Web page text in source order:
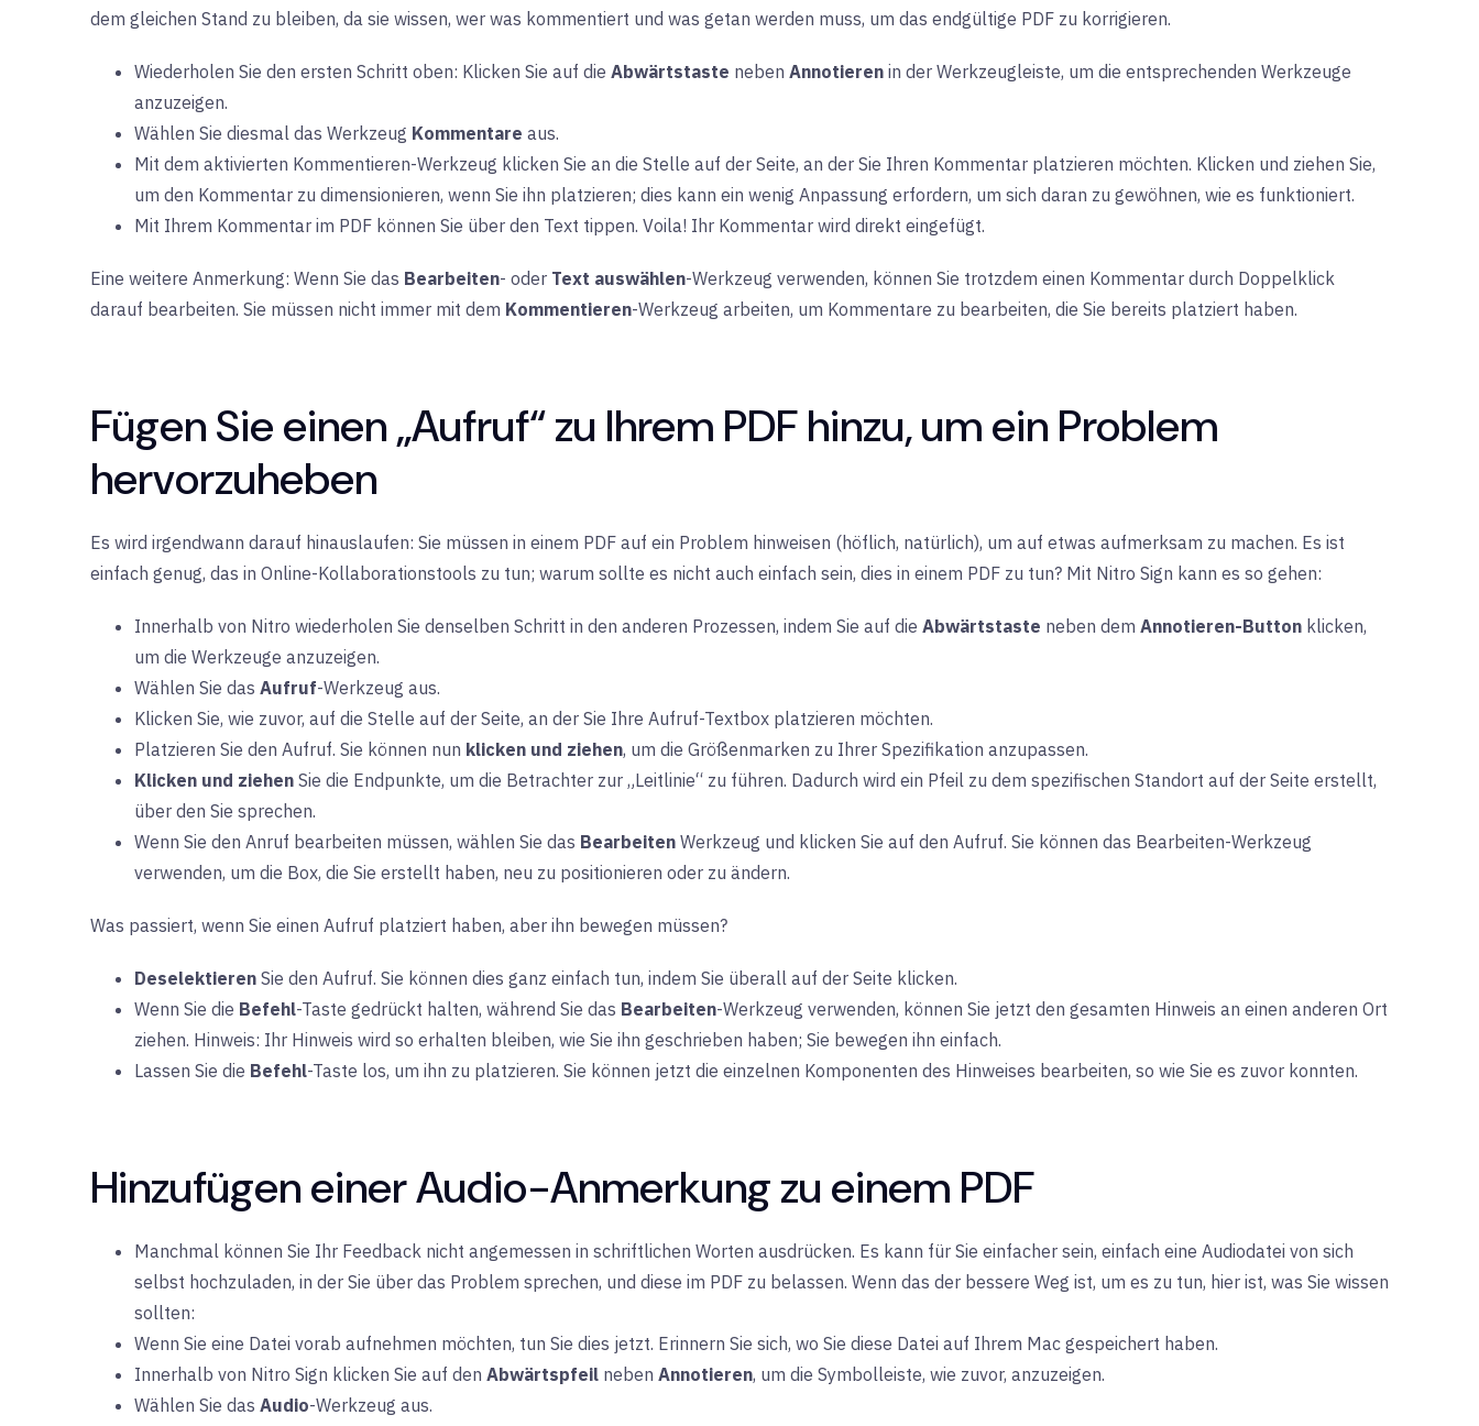
dem gleichen Stand zu bleiben, da sie wissen, wer was kommentiert und was getan werden muss, um das endgültige PDF zu korrigieren.
Wiederholen Sie den ersten Schritt oben: Klicken Sie auf die Abwärtstaste neben Annotieren in der Werkzeugleiste, um die entsprechenden Werkzeuge
anzuzeigen.
Wählen Sie diesmal das Werkzeug Kommentare aus.
Mit dem aktivierten Kommentieren-Werkzeug klicken Sie an die Stelle auf der Seite, an der Sie Ihren Kommentar platzieren möchten. Klicken und ziehen Sie,
um den Kommentar zu dimensionieren, wenn Sie ihn platzieren; dies kann ein wenig Anpassung erfordern, um sich daran zu gewöhnen, wie es funktioniert.
Mit Ihrem Kommentar im PDF können Sie über den Text tippen. Voila! Ihr Kommentar wird direkt eingefügt.
Eine weitere Anmerkung: Wenn Sie das Bearbeiten- oder Text auswählen-Werkzeug verwenden, können Sie trotzdem einen Kommentar durch Doppelklick
darauf bearbeiten. Sie müssen nicht immer mit dem Kommentieren-Werkzeug arbeiten, um Kommentare zu bearbeiten, die Sie bereits platziert haben.
Fügen Sie einen „Aufruf“ zu Ihrem PDF hinzu, um ein Problem
hervorzuheben
Es wird irgendwann darauf hinauslaufen: Sie müssen in einem PDF auf ein Problem hinweisen (höflich, natürlich), um auf etwas aufmerksam zu machen. Es ist
einfach genug, das in Online-Kollaborationstools zu tun; warum sollte es nicht auch einfach sein, dies in einem PDF zu tun? Mit Nitro Sign kann es so gehen:
Innerhalb von Nitro wiederholen Sie denselben Schritt in den anderen Prozessen, indem Sie auf die Abwärtstaste neben dem Annotieren-Button klicken,
um die Werkzeuge anzuzeigen.
Wählen Sie das Aufruf-Werkzeug aus.
Klicken Sie, wie zuvor, auf die Stelle auf der Seite, an der Sie Ihre Aufruf-Textbox platzieren möchten.
Platzieren Sie den Aufruf. Sie können nun klicken und ziehen, um die Größenmarken zu Ihrer Spezifikation anzupassen.
Klicken und ziehen Sie die Endpunkte, um die Betrachter zur „Leitlinie“ zu führen. Dadurch wird ein Pfeil zu dem spezifischen Standort auf der Seite erstellt,
über den Sie sprechen.
Wenn Sie den Anruf bearbeiten müssen, wählen Sie das Bearbeiten Werkzeug und klicken Sie auf den Aufruf. Sie können das Bearbeiten-Werkzeug
verwenden, um die Box, die Sie erstellt haben, neu zu positionieren oder zu ändern.
Was passiert, wenn Sie einen Aufruf platziert haben, aber ihn bewegen müssen?
Deselektieren Sie den Aufruf. Sie können dies ganz einfach tun, indem Sie überall auf der Seite klicken.
Wenn Sie die Befehl-Taste gedrückt halten, während Sie das Bearbeiten-Werkzeug verwenden, können Sie jetzt den gesamten Hinweis an einen anderen Ort
ziehen. Hinweis: Ihr Hinweis wird so erhalten bleiben, wie Sie ihn geschrieben haben; Sie bewegen ihn einfach.
Lassen Sie die Befehl-Taste los, um ihn zu platzieren. Sie können jetzt die einzelnen Komponenten des Hinweises bearbeiten, so wie Sie es zuvor konnten.
Hinzufügen einer Audio-Anmerkung zu einem PDF
Manchmal können Sie Ihr Feedback nicht angemessen in schriftlichen Worten ausdrücken. Es kann für Sie einfacher sein, einfach eine Audiodatei von sich
selbst hochzuladen, in der Sie über das Problem sprechen, und diese im PDF zu belassen. Wenn das der bessere Weg ist, um es zu tun, hier ist, was Sie wissen
sollten:
Wenn Sie eine Datei vorab aufnehmen möchten, tun Sie dies jetzt. Erinnern Sie sich, wo Sie diese Datei auf Ihrem Mac gespeichert haben.
Innerhalb von Nitro Sign klicken Sie auf den Abwärtspfeil neben Annotieren, um die Symbolleiste, wie zuvor, anzuzeigen.
Wählen Sie das Audio-Werkzeug aus.